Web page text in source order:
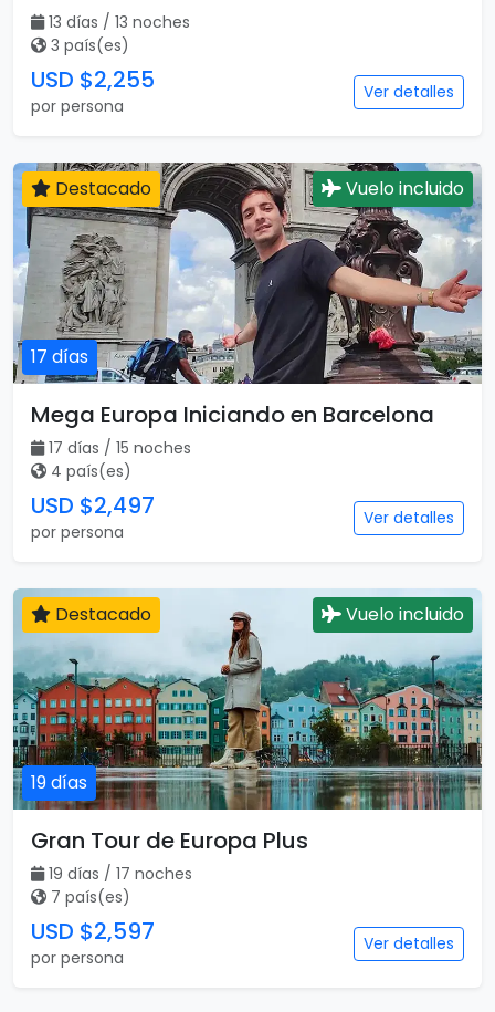
13 días / 13 noches
3 país(es)
USD $2,255
por persona
Ver detalles
17 días
Destacado Vuelo incluido
Mega Europa Iniciando en Barcelona
17 días / 15 noches
4 país(es)
USD $2,497
por persona
Ver detalles
19 días
Destacado Vuelo incluido
Gran Tour de Europa Plus
19 días / 17 noches
7 país(es)
USD $2,597
por persona
Ver detalles